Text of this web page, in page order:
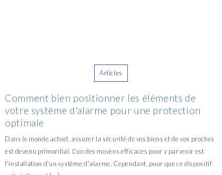
Articles
Comment bien positionner les éléments de
votre système d'alarme pour une protection
optimale
Dans le monde actuel, assurer la sécurité de vos biens et de vos proches
est devenu primordial. L'un des moyens efficaces pour y parvenir est
l'installation d'un système d'alarme. Cependant, pour que ce dispositif